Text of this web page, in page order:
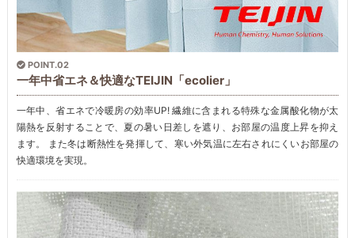
POINT.02
一年中省エネ＆快適なTEIJIN「ecolier」
一年中、省エネで冷暖房の効率UP! 繊維に含まれる特殊な金属酸化物が太
陽熱を反射することで、夏の暑い日差しを遮り、お部屋の温度上昇を抑え
ます。 また冬は断熱性を発揮して、寒い外気温に左右されにくいお部屋の
快適環境を実現。